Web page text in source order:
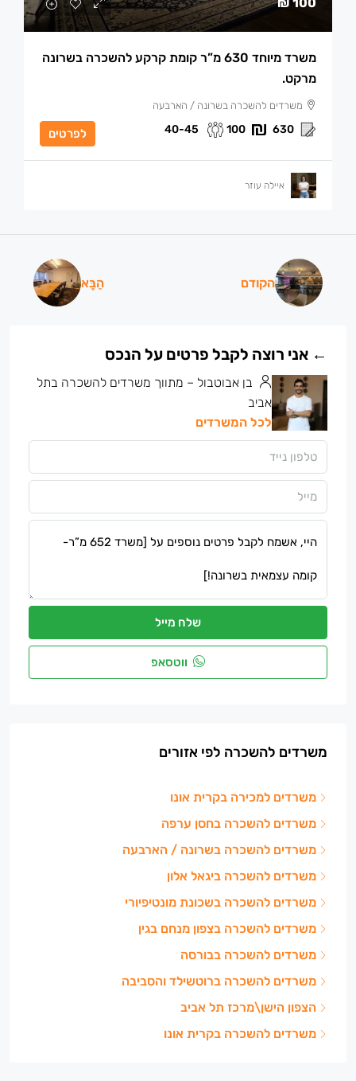
משרד מיוחד 630 מ”ר קומת קרקע להשכרה בשרונה
מרקט.
משרדים להשכרה בשרונה / הארבעה
630
100
40-45 לפרטים
איילה עוזר
הקודם הַבָּא
בן אבוטבול – מתווך משרדים להשכרה בתל
אביב
לכל המשרדים
שלח מייל
ווטסאפ
משרדים להשכרה לפי אזורים
משרדים למכירה בקרית אונו
משרדים להשכרה בחסן ערפה
משרדים להשכרה בשרונה / הארבעה
משרדים להשכרה ביגאל אלון
משרדים להשכרה בשכונת מונטיפיורי
משרדים להשכרה בצפון מנחם בגין
משרדים להשכרה בבורסה
משרדים להשכרה ברוטשילד והסביבה
הצפון הישן\מרכז תל אביב
משרדים להשכרה בקרית אונו